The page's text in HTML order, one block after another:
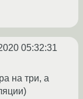
05:32:31
на три, а